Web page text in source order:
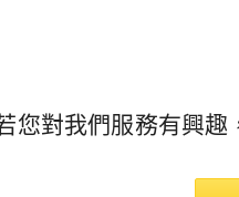
您對我們服務有興趣